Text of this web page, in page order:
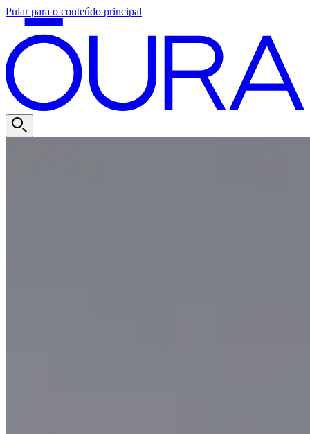
Pular para o conteúdo principal